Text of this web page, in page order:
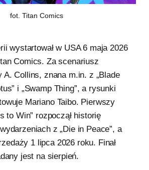
fot. Titan Comics
wystartował w USA 6 maja 2026
Comics. Za scenariusz
A. Collins, znana m.in. z „Blade
i „Swamp Thing”, a rysunki
Mariano Taibo. Pierwszy
to Win” rozpoczął historię
z „Die in Peace”, a
1 lipca 2026 roku. Finał
jest na sierpień.